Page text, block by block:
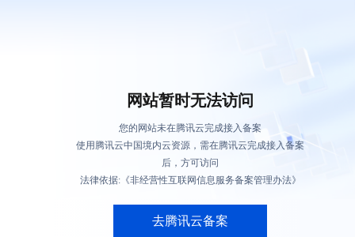
网站暂时无法访问
您的网站未在腾讯云完成接入备案
使用腾讯云中国境内云资源，需在腾讯云完成接入备案
后，方可访问
法律依据:《非经营性互联网信息服务备案管理办法》
去腾讯云备案